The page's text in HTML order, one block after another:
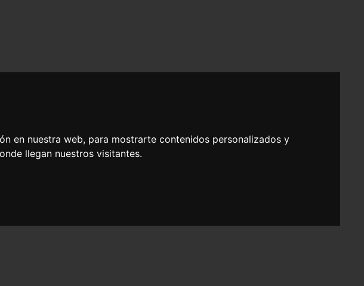
en nuestra web, para mostrarte contenidos personalizados y
llegan nuestros visitantes.